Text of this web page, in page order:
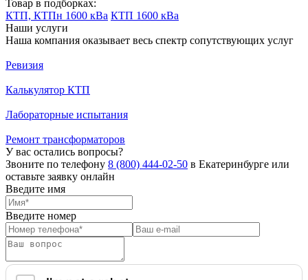
Товар в подборках:
КТП, КТПн 1600 кВа КТП 1600 кВа
Наши услуги
Наша компания оказывает весь спектр сопутствующих услуг
Ревизия
Калькулятор КТП
Лабораторные испытания
Ремонт трансформаторов
У вас остались вопросы?
Звоните по телефону 8 (800) 444-02-50 в Екатеринбурге или
оставьте заявку онлайн
Введите имя
Введите номер